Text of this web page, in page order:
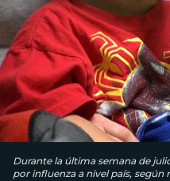
Durante la última semana de
por influenza a nivel país, según